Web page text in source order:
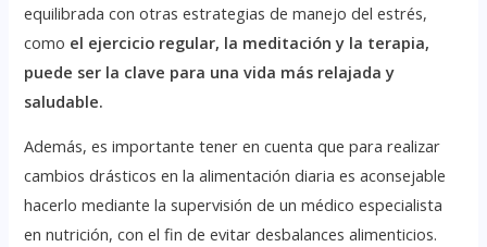
equilibrada con otras estrategias de manejo del estrés,
como el ejercicio regular, la meditación y la terapia,
puede ser la clave para una vida más relajada y
saludable.
Además, es importante tener en cuenta que para realizar
cambios drásticos en la alimentación diaria es aconsejable
hacerlo mediante la supervisión de un médico especialista
en nutrición, con el fin de evitar desbalances alimenticios.